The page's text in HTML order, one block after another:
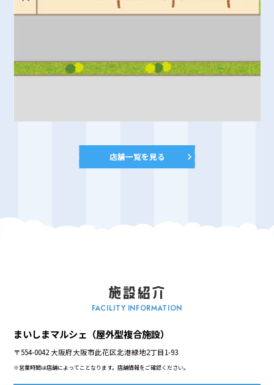
店舗一覧を見る
FACILITY INFORMATION
まいしまマルシェ（屋外型複合施設）
〒554-0042 大阪府大阪市此花区北港緑地2丁目1-93
※営業時間は店舗によってことなります。店舗情報をご確認ください。